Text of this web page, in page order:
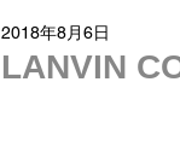
LANVIN
2018年8月6日